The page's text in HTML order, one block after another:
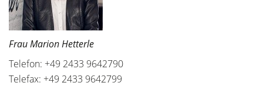
Frau Marion Hetterle
Telefon: +49 2433 9642790
Telefax: +49 2433 9642799